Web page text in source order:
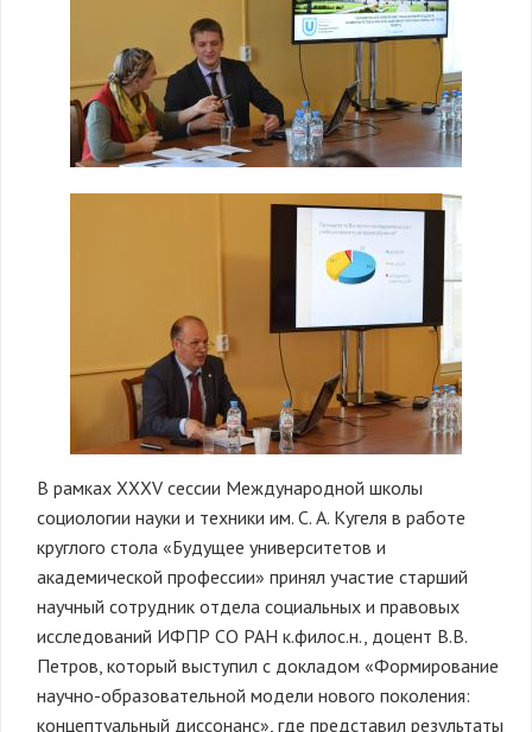
В рамках XXXV сессии Международной школы
социологии науки и техники им. С. А. Кугеля в работе
круглого стола «Будущее университетов и
академической профессии» принял участие старший
научный сотрудник отдела социальных и правовых
исследований ИФПР СО РАН к.филос.н., доцент В.В.
Петров, который выступил с докладом «Формирование
научно-образовательной модели нового поколения:
концептуальный диссонанс», где представил результаты